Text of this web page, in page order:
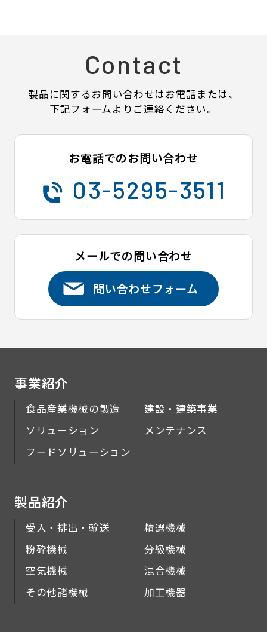
Contact
製品に関するお問い合わせはお電話または、
下記フォームよりご連絡ください。
お電話でのお問い合わせ
03-5295-3511
メールでの問い合わせ
問い合わせフォーム
事業紹介
食品産業機械の製造
建設・建築事業
ソリューション
メンテナンス
フードソリューション
製品紹介
受入・排出・輸送
精選機械
粉砕機械
分級機械
空気機械
混合機械
その他諸機械
加工機器